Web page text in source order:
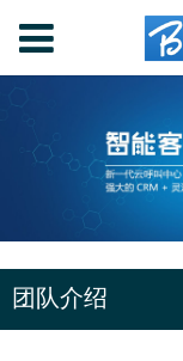
团队介绍